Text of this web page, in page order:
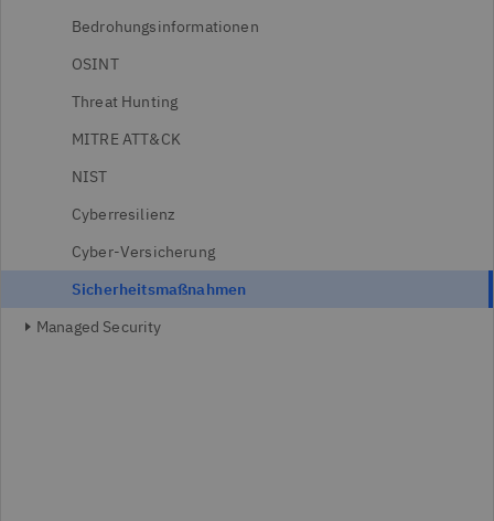
Bedrohungsinformationen
OSINT
Threat Hunting
MITRE ATT&CK
NIST
Cyberresilienz
Cyber-Versicherung
Sicherheitsmaßnahmen
Managed Security